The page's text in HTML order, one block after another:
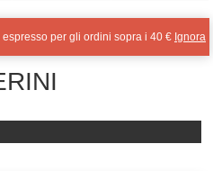
per gli ordini sopra i 40 € Ignora